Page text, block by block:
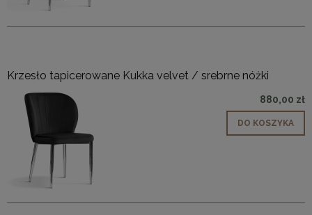
Krzesło tapicerowane Kukka velvet / srebrne nóżki
880,00 zł
DO KOSZYKA